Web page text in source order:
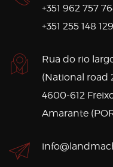
+351 962 757
+351 255 148 129
Rua do rio
(National road
4600-612
Amarante